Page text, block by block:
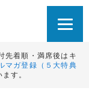
先着順・満席後はキ
マガ登録（５大特典
す。